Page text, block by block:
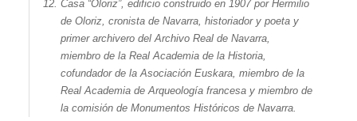
Casa “Oloriz”, edificio construido en 1907 por Hermilio
de Oloriz, cronista de Navarra, historiador y poeta y
primer archivero del Archivo Real de Navarra,
miembro de la Real Academia de la Historia,
cofundador de la Asociación Euskara, miembro de la
Real Academia de Arqueología francesa y miembro de
la comisión de Monumentos Históricos de Navarra.